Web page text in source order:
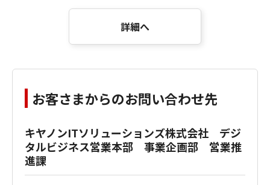
詳細へ
お客さまからのお問い合わせ先
キヤノンITソリューションズ株式会社 デジ
タルビジネス営業本部 事業企画部 営業推
進課